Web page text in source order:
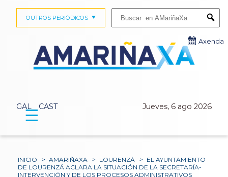
GAL CAST Jueves, 6 ago 2026
OUTROS PERIÓDICOS
Axenda
☰
INICIO > AMARIÑAXA > LOURENZÁ > EL AYUNTAMIENTO
DE LOURENZÁ ACLARA LA SITUACIÓN DE LA SECRETARÍA-
INTERVENCIÓN Y DE LOS PROCESOS ADMINISTRATIVOS